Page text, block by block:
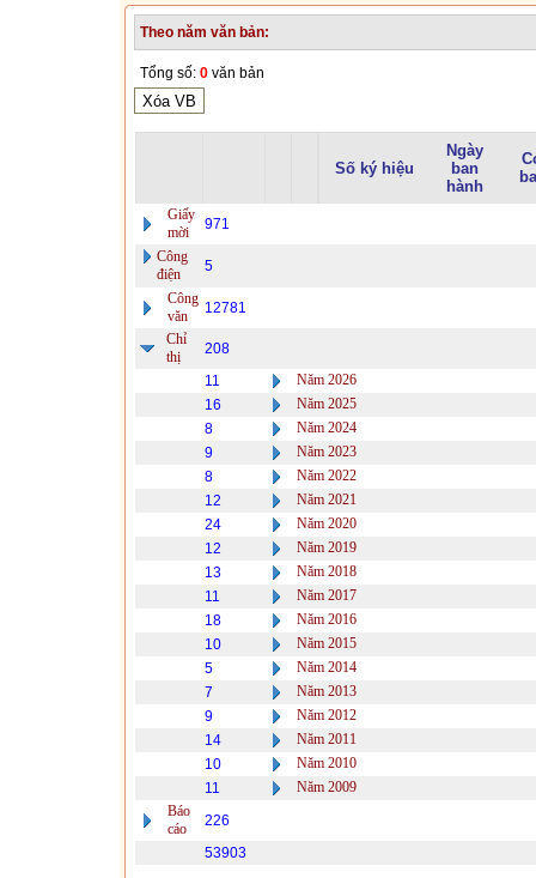
Theo năm văn bản:
Tổng số: 0 văn bản
Số ký hiệu
Ngày
ban
hành
Giấy
mời
971
Công
điện
5
Công
văn
12781
Chỉ
thị
208
11
Năm 2026
16
Năm 2025
8
Năm 2024
9
Năm 2023
8
Năm 2022
12
Năm 2021
24
Năm 2020
12
Năm 2019
13
Năm 2018
11
Năm 2017
18
Năm 2016
10
Năm 2015
5
Năm 2014
7
Năm 2013
9
Năm 2012
14
Năm 2011
10
Năm 2010
11
Năm 2009
Báo
cáo
226
53903